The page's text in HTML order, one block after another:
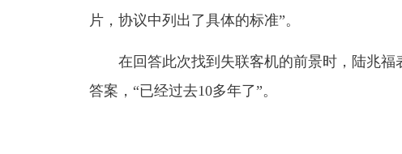
片，协议中列出了具体的标准”。
在回答此次找到失联客机的前景时，陆兆福
答案，“已经过去10多年了”。